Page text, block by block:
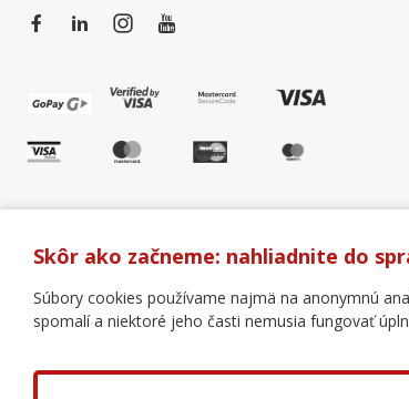
Všeobecné obchodné podmienky Správa
Copyright © 2018 - 2026 Business Coaching
Skôr ako začneme: nahliadnite do
Súbory cookies používame najmä na anonymnú
spomalí a niektoré jeho časti nemusia fungovať